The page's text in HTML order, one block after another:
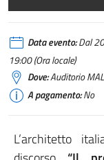
Data evento:Dal
19:00 (Ora locale)
Dove:Auditorio
A pagamento:No
L’architetto